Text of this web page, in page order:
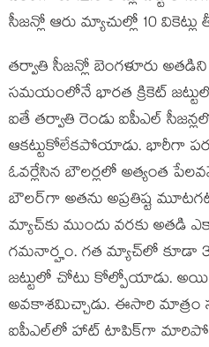
సీజన్లో ఆరు మ్యాచుల్లో 10
తర్వాతి సీజన్లో బెంగళూరు
సమయంలోనే భారత క్రికెట్
ఐతే తర్వాతి రెండు ఐపీఎల్
ఆకట్టుకోలేకపోయాడు. భారీగా
ఓవర్లేసిన బౌలర్లలో అత్యంత
బౌలర్‌గా అతను అప్రతిష్ట
మ్యాచ్‌కు ముందు వరకు అతడి
గమనార్హం. గత మ్యాచ్‌లో కూడా 3
జట్టులో చోటు కోల్పోయాడు.
అవకాశమిచ్చాడు. ఈసారి
ఐపీఎల్‌లో హాట్ టాపిక్‌గా